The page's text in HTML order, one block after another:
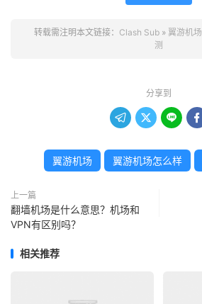
转载需注明本文链接： Clash Sub » 翼游机
测
分享到
   
翼游机场 翼游机场怎么样
上一篇
翻墙机场是什么意思？机场和
VPN有区别吗？
相关推荐